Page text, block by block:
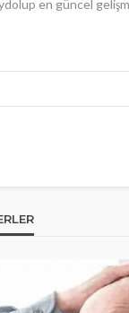
en güncel